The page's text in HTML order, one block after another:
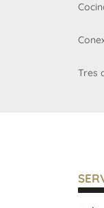
Tres